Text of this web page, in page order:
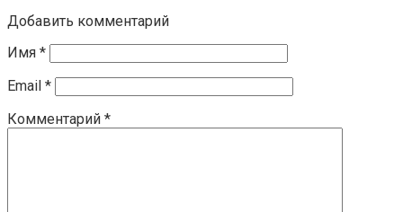
Добавить комментарий
Имя *
Email *
Комментарий *